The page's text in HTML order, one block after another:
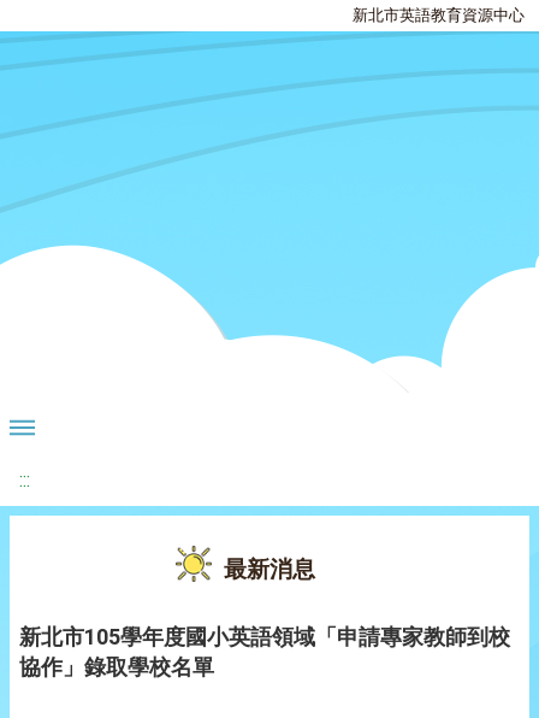
新北市英語教育資源中心
:::
最新消息
新北市105學年度國小英語領域「申請專家教師到校
協作」錄取學校名單